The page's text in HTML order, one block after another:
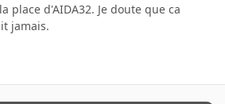
place d'AIDA32. Je doute que ca
jamais.